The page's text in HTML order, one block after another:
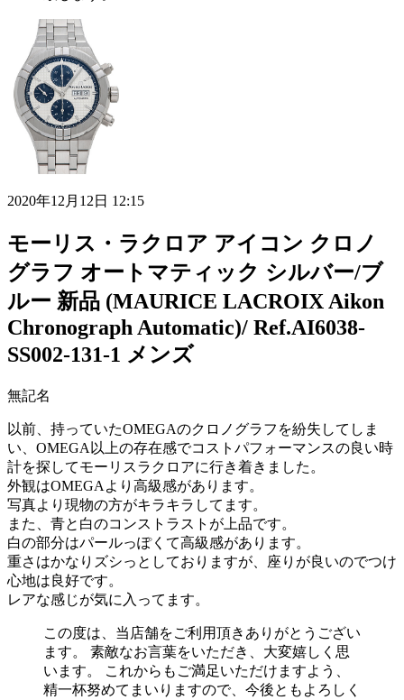
2020年12月12日 12:15
モーリス・ラクロア アイコン クロノ
グラフ オートマティック シルバー/ブ
ルー 新品 (MAURICE LACROIX Aikon
Chronograph Automatic)/ Ref.AI6038-
SS002-131-1 メンズ
無記名
以前、持っていたOMEGAのクロノグラフを紛失してしま
い、OMEGA以上の存在感でコストパフォーマンスの良い時
計を探してモーリスラクロアに行き着きました。
外観はOMEGAより高級感があります。
写真より現物の方がキラキラしてます。
また、青と白のコンストラストが上品です。
白の部分はパールっぽくて高級感があります。
重さはかなりズシっとしておりますが、座りが良いのでつけ
心地は良好です。
レアな感じが気に入ってます。
この度は、当店舗をご利用頂きありがとうござい
ます。 素敵なお言葉をいただき、大変嬉しく思
います。 これからもご満足いただけますよう、
精一杯努めてまいりますので、今後ともよろしく